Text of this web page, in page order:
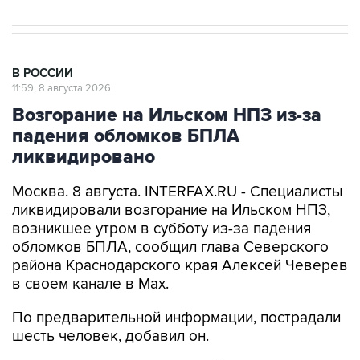
В РОССИИ
11:59, 8 августа 2026
Возгорание на Ильском НПЗ из-за
падения обломков БПЛА
ликвидировано
Москва. 8 августа. INTERFAX.RU - Специалисты
ликвидировали возгорание на Ильском НПЗ,
возникшее утром в субботу из-за падения
обломков БПЛА, сообщил глава Северского
района Краснодарского края Алексей Чеверев
в своем канале в Max.
По предварительной информации, пострадали
шесть человек, добавил он.